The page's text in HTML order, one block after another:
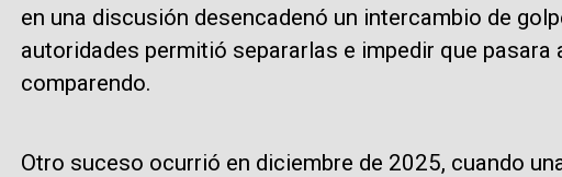
en una discusión desencadenó un intercambio de
autoridades permitió separarlas e impedir que pasara
comparendo.
Otro suceso ocurrió en diciembre de 2025, cuando